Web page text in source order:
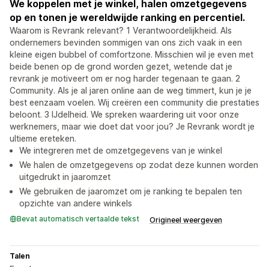
We koppelen met je winkel, halen omzetgegevens
op en tonen je wereldwijde ranking en percentiel.
Waarom is Revrank relevant? 1 Verantwoordelijkheid. Als
ondernemers bevinden sommigen van ons zich vaak in een
kleine eigen bubbel of comfortzone. Misschien wil je even met
beide benen op de grond worden gezet, wetende dat je
revrank je motiveert om er nog harder tegenaan te gaan. 2
Community. Als je al jaren online aan de weg timmert, kun je je
best eenzaam voelen. Wij creëren een community die prestaties
beloont. 3 IJdelheid. We spreken waardering uit voor onze
werknemers, maar wie doet dat voor jou? Je Revrank wordt je
ultieme ereteken.
We integreren met de omzetgegevens van je winkel
We halen de omzetgegevens op zodat deze kunnen worden
uitgedrukt in jaaromzet
We gebruiken de jaaromzet om je ranking te bepalen ten
opzichte van andere winkels
Bevat automatisch vertaalde tekst Origineel weergeven
Talen